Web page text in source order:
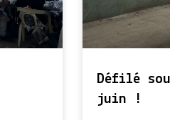
Défilé
juin !